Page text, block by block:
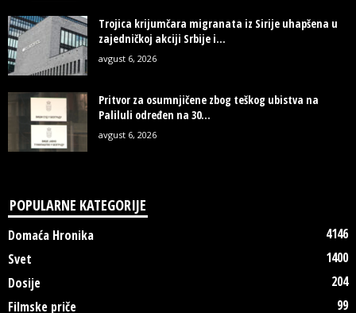
Trojica krijumčara migranata iz Sirije uhapšena u
zajedničkoj akciji Srbije i...
avgust 6, 2026
Pritvor za osumnjičene zbog teškog ubistva na
Paliluli određen na 30...
avgust 6, 2026
POPULARNE KATEGORIJE
Domaća Hronika
4146
Svet
1400
Dosije
204
Filmske priče
99